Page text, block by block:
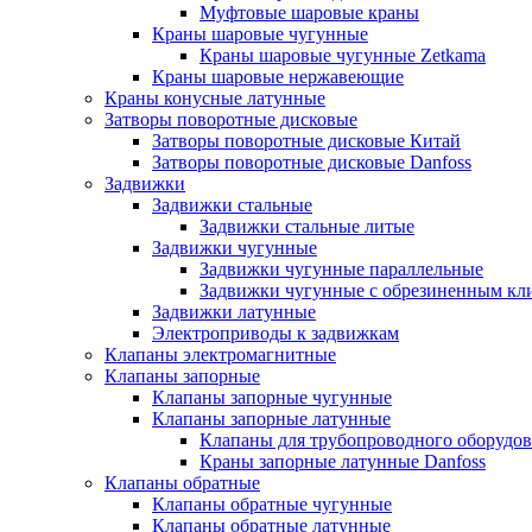
Муфтовые шаровые краны
Краны шаровые чугунные
Краны шаровые чугунные Zetkama
Краны шаровые нержавеющие
Краны конусные латунные
Затворы поворотные дисковые
Затворы поворотные дисковые Китай
Затворы поворотные дисковые Danfoss
Задвижки
Задвижки стальные
Задвижки стальные литые
Задвижки чугунные
Задвижки чугунные параллельные
Задвижки чугунные с обрезиненным
Задвижки латунные
Электроприводы к задвижкам
Клапаны электромагнитные
Клапаны запорные
Клапаны запорные чугунные
Клапаны запорные латунные
Клапаны для трубопроводного
Краны запорные латунные Danfoss
Клапаны обратные
Клапаны обратные чугунные
Клапаны обратные латунные